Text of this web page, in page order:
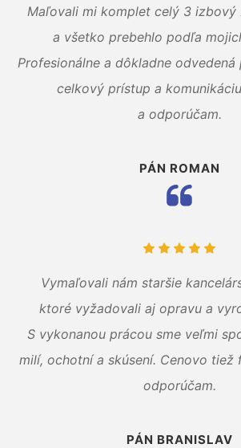
Maľovali mi komplet celý 3 izbový
a všetko prebehlo podľa
Profesionálne a dôkladne odvedená
celkový prístup a
a odporúčam.
PÁN ROMAN
Vymaľovali nám staršie
ktoré vyžadovali aj opravu a
S vykonanou prácou sme veľmi
milí, ochotní a skúsení. Cenovo tiež
odporúčam.
PÁN BRANISLAV